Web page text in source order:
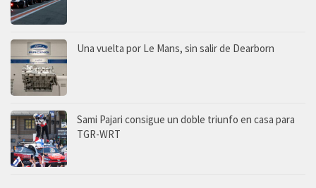
Una vuelta por Le Mans, sin salir de Dearborn
Sami Pajari consigue un doble triunfo en casa para
TGR-WRT